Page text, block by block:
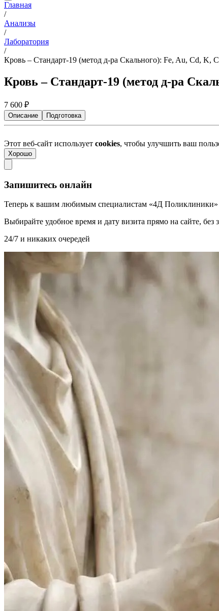
Главная
/
Анализы
/
Лаборатория
/
Кровь – Стандарт-19 (метод д-ра Скального): Fe, Au, Cd, K,
Кровь – Стандарт-19 (метод д-ра
7 600 ₽
Описание Подготовка
Этот веб-сайт использует cookies, чтобы улучшить ваш
Хорошо
Запишитесь онлайн
Теперь к вашим любимым специалистам «4Д Поликлиники»
Выбирайте удобное время и дату визита прямо на сайте,
24/7 и никаких очередей